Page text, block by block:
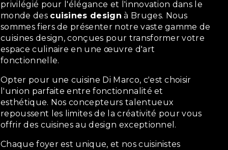
privilégié pour l'élégance et l'innovation dans le
monde des cuisines design à Bruges. Nous
sommes fiers de présenter notre vaste gamme de
cuisines design, conçues pour transformer votre
espace culinaire en une œuvre d'art
fonctionnelle.
Opter pour une cuisine Di Marco, c'est choisir
l'union parfaite entre fonctionnalité et
esthétique. Nos concepteurs talentueux
repoussent les limites de la créativité pour vous
offrir des cuisines au design exceptionnel.
Chaque foyer est unique, et nos cuisinistes